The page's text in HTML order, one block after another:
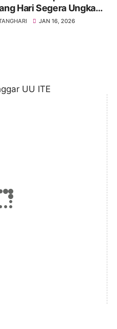
Hari Segera Ungkap
Pasutri
JAN 16, 2026
UU ITE